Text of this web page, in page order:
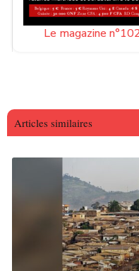
Le magazine
Articles similaires